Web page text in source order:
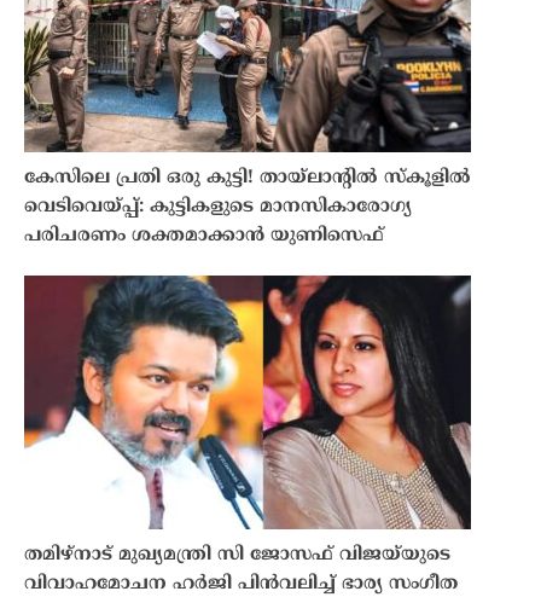
കേസിലെ പ്രതി ഒരു കുട്ടി! തായ്‌ലാന്റിൽ സ്‌കൂളിൽ
വെടിവെയ്പ്പ്: കുട്ടികളുടെ മാനസികാരോഗ്യ
പരിചരണം ശക്തമാക്കാൻ യുണിസെഫ്
തമിഴ്നാട് മുഖ്യമന്ത്രി സി ജോസഫ് വിജയ്‌യുടെ
വിവാഹമോചന ഹർജി പിൻവലിച്ച് ഭാര്യ സംഗീത